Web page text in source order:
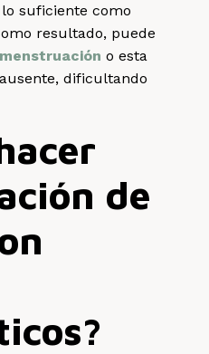
suficiente como
resultado, puede
o esta
dificultando
de